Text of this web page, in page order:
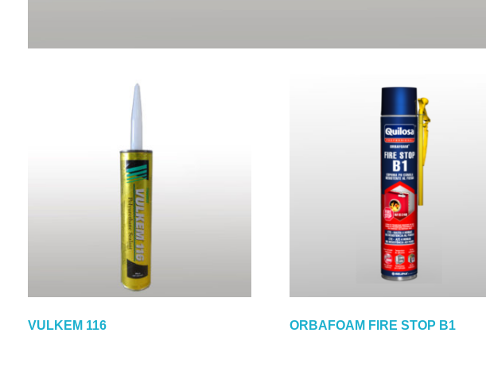
VULKEM 116 ORBAFOAM FIRE STOP B1